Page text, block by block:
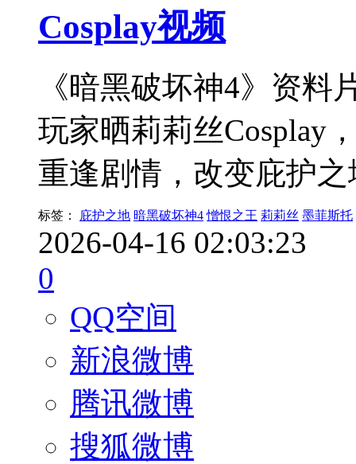
Cosplay视频
《暗黑破坏神4》资料
玩家晒莉莉丝Cosplay
重逢剧情，改变庇护
标签： 庇护之地 暗黑破坏神4 憎恨之王 莉莉丝 墨菲斯托
2026-04-16 02:03:23
0
QQ空间
新浪微博
腾讯微博
搜狐微博